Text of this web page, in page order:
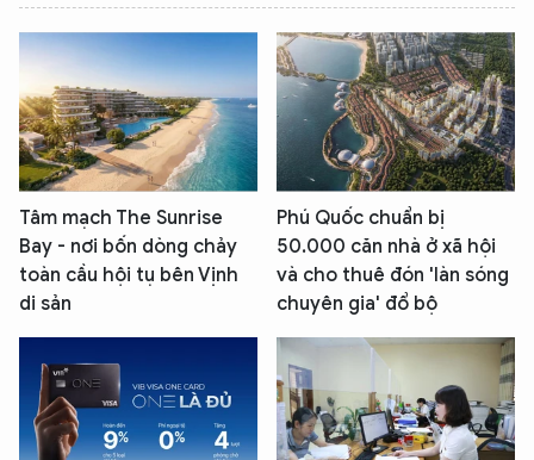
Tâm mạch The Sunrise
Bay - nơi bốn dòng chảy
toàn cầu hội tụ bên Vịnh
di sản
Phú Quốc chuẩn bị
50.000 căn nhà ở xã hội
và cho thuê đón 'làn sóng
chuyên gia' đổ bộ